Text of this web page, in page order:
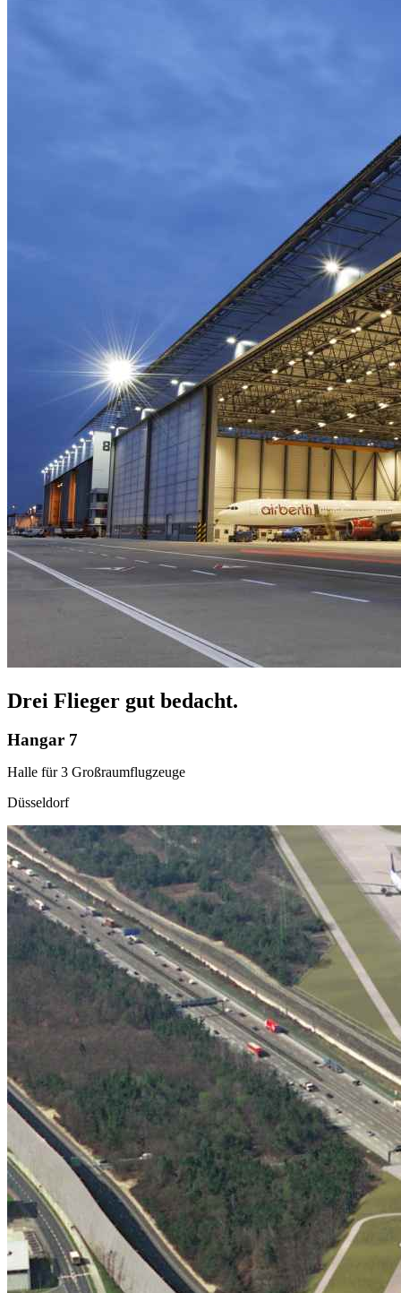
Drei Flieger gut bedacht.
Hangar 7
Halle für 3 Großraumflugzeuge
Düsseldorf